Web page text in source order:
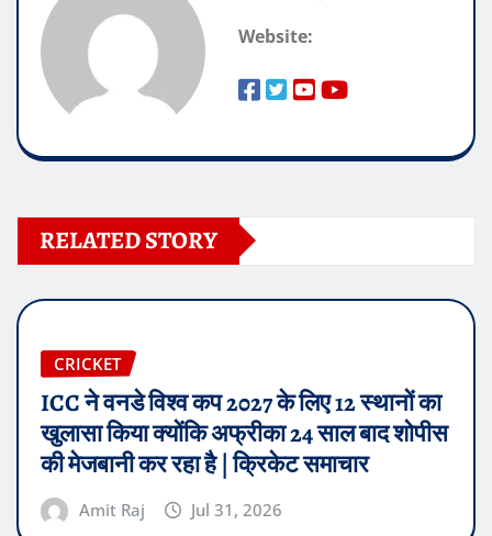
Website:
RELATED STORY
CRICKET
ICC ने वनडे विश्व कप 2027 के लिए 12 स्थानों का
खुलासा किया क्योंकि अफ्रीका 24 साल बाद शोपीस
की मेजबानी कर रहा है | क्रिकेट समाचार
Amit Raj Jul 31, 2026